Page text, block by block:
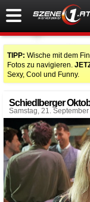
TIPP: Wische mit dem
Fotos zu navigieren.
Sexy, Cool und Funny.
Schiedlberger
Samstag, 21.